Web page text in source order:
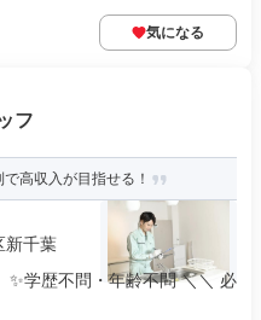
気になる
フ
高収入が目指せる！
新千葉
✨学歴不問・年齢不問 ＼＼ 必